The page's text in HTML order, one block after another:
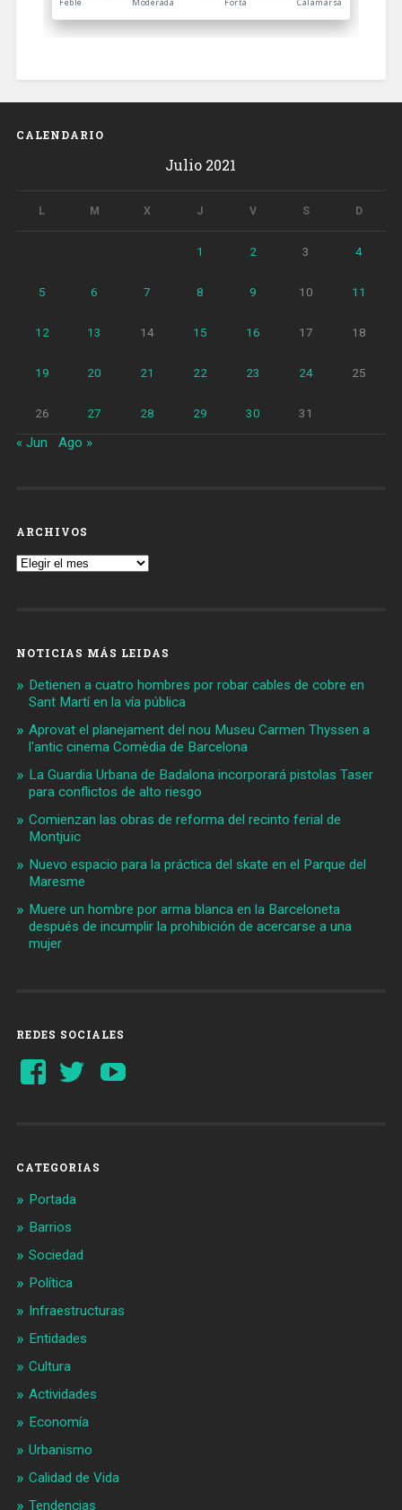
CALENDARIO
Julio 2021
L M X J V S D
1 2 3 4
5 6 7 8 9 10 11
12 13 14 15 16 17 18
19 20 21 22 23 24 25
26 27 28 29 30 31
« Jun Ago »
ARCHIVOS
Archivos
NOTICIAS MÁS LEIDAS
Detienen a cuatro hombres por robar cables de cobre en
Sant Martí en la vía pública
Aprovat el planejament del nou Museu Carmen Thyssen a
l'antic cinema Comèdia de Barcelona
La Guardia Urbana de Badalona incorporará pistolas Taser
para conflictos de alto riesgo
Comienzan las obras de reforma del recinto ferial de
Montjuïc
Nuevo espacio para la práctica del skate en el Parque del
Maresme
Muere un hombre por arma blanca en la Barceloneta
después de incumplir la prohibición de acercarse a una
mujer
REDES SOCIALES
Ver
perfil
Ver
perfil
CATEGORIAS
Portada
Barrios
Sociedad
Política
Infraestructuras
Entidades
Cultura
Actividades
Economía
Urbanismo
Calidad de Vida
Tendencias